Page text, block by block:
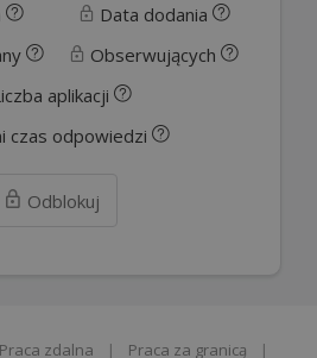
Data dodania
Obserwujących
aplikacji
czas odpowiedzi
Odblokuj
Praca zdalna | Praca za granicą |